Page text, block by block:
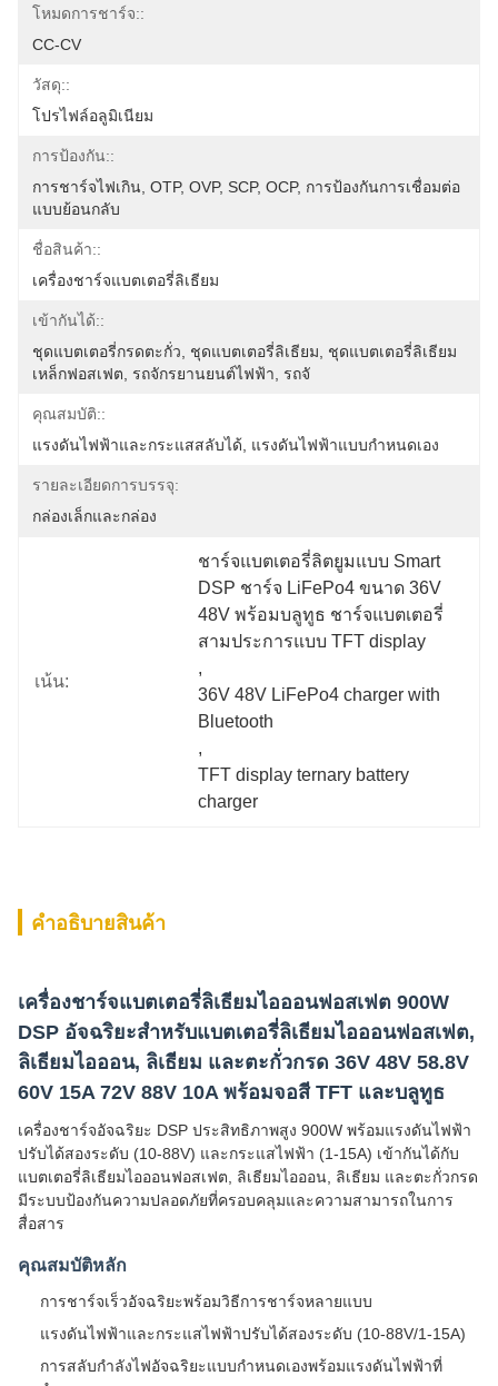
โหมดการชาร์จ::
CC-CV
วัสดุ::
โปรไฟล์อลูมิเนียม
การป้องกัน::
การชาร์จไฟเกิน, OTP, OVP, SCP, OCP, การป้องกันการเชื่อมต่อ
แบบย้อนกลับ
ชื่อสินค้า::
เครื่องชาร์จแบตเตอรี่ลิเธียม
เข้ากันได้::
ชุดแบตเตอรี่กรดตะกั่ว, ชุดแบตเตอรี่ลิเธียม, ชุดแบตเตอรี่ลิเธียม
เหล็กฟอสเฟต, รถจักรยานยนต์ไฟฟ้า, รถจั
คุณสมบัติ::
แรงดันไฟฟ้าและกระแสสลับได้, แรงดันไฟฟ้าแบบกำหนดเอง
รายละเอียดการบรรจุ:
กล่องเล็กและกล่อง
เน้น:
ชาร์จแบตเตอรี่ลิตยูมแบบ Smart
DSP ชาร์จ LiFePo4 ขนาด 36V
48V พร้อมบลูทูธ ชาร์จแบตเตอรี่
สามประการแบบ TFT display
,
36V 48V LiFePo4 charger with
Bluetooth
,
TFT display ternary battery
charger
คําอธิบายสินค้า
เครื่องชาร์จแบตเตอรี่ลิเธียมไอออนฟอสเฟต 900W
DSP อัจฉริยะสำหรับแบตเตอรี่ลิเธียมไอออนฟอสเฟต,
ลิเธียมไอออน, ลิเธียม และตะกั่วกรด 36V 48V 58.8V
60V 15A 72V 88V 10A พร้อมจอสี TFT และบลูทูธ
เครื่องชาร์จอัจฉริยะ DSP ประสิทธิภาพสูง 900W พร้อมแรงดันไฟฟ้า
ปรับได้สองระดับ (10-88V) และกระแสไฟฟ้า (1-15A) เข้ากันได้กับ
แบตเตอรี่ลิเธียมไอออนฟอสเฟต, ลิเธียมไอออน, ลิเธียม และตะกั่วกรด
มีระบบป้องกันความปลอดภัยที่ครอบคลุมและความสามารถในการ
สื่อสาร
คุณสมบัติหลัก
การชาร์จเร็วอัจฉริยะพร้อมวิธีการชาร์จหลายแบบ
แรงดันไฟฟ้าและกระแสไฟฟ้าปรับได้สองระดับ (10-88V/1-15A)
การสลับกำลังไฟอัจฉริยะแบบกำหนดเองพร้อมแรงดันไฟฟ้าที่